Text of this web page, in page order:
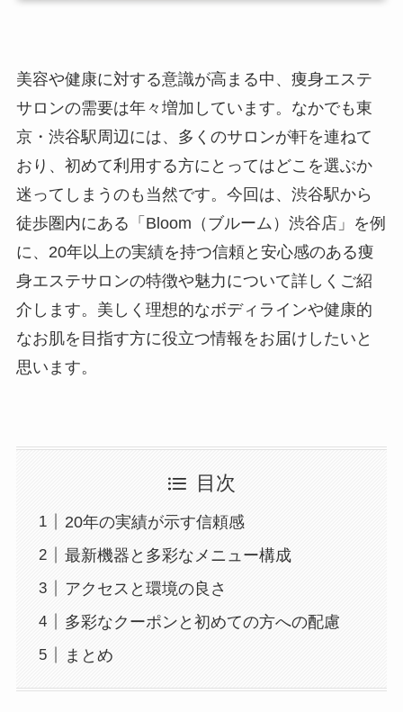
美容や健康に対する意識が高まる中、痩身エステ
サロンの需要は年々増加しています。なかでも東
京・渋谷駅周辺には、多くのサロンが軒を連ねて
おり、初めて利用する方にとってはどこを選ぶか
迷ってしまうのも当然です。今回は、渋谷駅から
徒歩圏内にある「Bloom（ブルーム）渋谷店」を例
に、20年以上の実績を持つ信頼と安心感のある痩
身エステサロンの特徴や魅力について詳しくご紹
介します。美しく理想的なボディラインや健康的
なお肌を目指す方に役立つ情報をお届けしたいと
思います。
目次
20年の実績が示す信頼感
最新機器と多彩なメニュー構成
アクセスと環境の良さ
多彩なクーポンと初めての方への配慮
まとめ